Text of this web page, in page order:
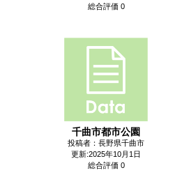
総合評価 0
千曲市都市公園
投稿者：長野県千曲市
更新:2025年10月1日
総合評価 0